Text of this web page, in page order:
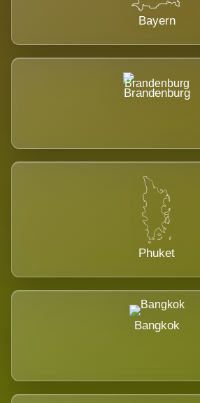
Bayern
Brandenburg
Phuket
Bangkok